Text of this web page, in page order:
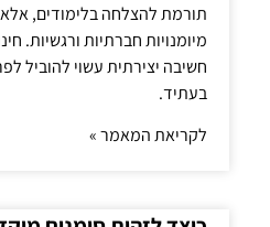
תורמת להצלחה בלימודים,
מיומנויות חברתיות ורגשיות.
חשיבה יצירתית עשוי להוביל
בעתיד.
לקריאת המאמר »